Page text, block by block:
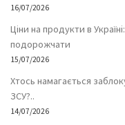
16/07/2026
Ціни на продукти в
подорожчати
15/07/2026
Хтось намагається
ЗСУ?..
14/07/2026